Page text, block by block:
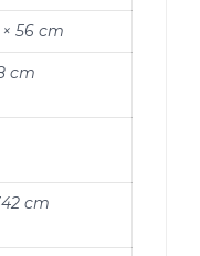
× 56 cm
cm
cm